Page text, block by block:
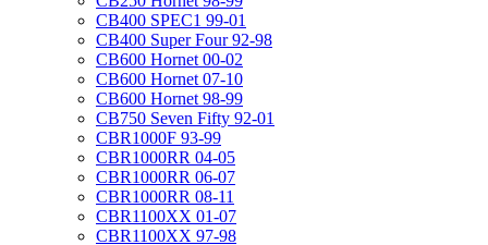
CB400 SPEC1 99-01
CB400 Super Four 92-98
CB600 Hornet 00-02
CB600 Hornet 07-10
CB600 Hornet 98-99
CB750 Seven Fifty 92-01
CBR1000F 93-99
CBR1000RR 04-05
CBR1000RR 06-07
CBR1000RR 08-11
CBR1100XX 01-07
CBR1100XX 97-98